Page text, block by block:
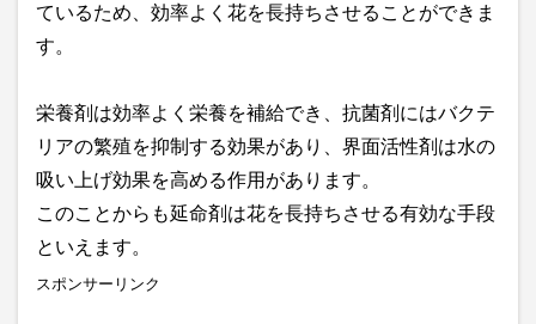
ているため、効率よく花を長持ちさせることができま
す。
栄養剤は効率よく栄養を補給でき、抗菌剤にはバクテ
リアの繁殖を抑制する効果があり、界面活性剤は水の
吸い上げ効果を高める作用があります。
このことからも延命剤は花を長持ちさせる有効な手段
といえます。
スポンサーリンク